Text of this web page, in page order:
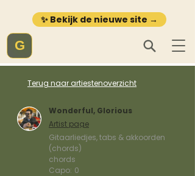
✨ Bekijk de nieuwe site →
G
Terug naar artiestenoverzicht
Wonderful, Glorious
Artist page
Gitaarliedjes, tabs & akkoorden
(chords)
chords
Capo: 0